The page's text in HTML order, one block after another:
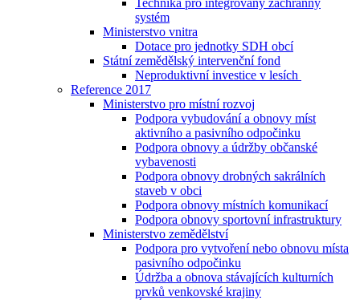
Technika pro integrovaný záchranný
systém
Ministerstvo vnitra
Dotace pro jednotky SDH obcí
Státní zemědělský intervenční fond
Neproduktivní investice v lesích
Reference 2017
Ministerstvo pro místní rozvoj
Podpora vybudování a obnovy míst
aktivního a pasivního odpočinku
Podpora obnovy a údržby občanské
vybavenosti
Podpora obnovy drobných sakrálních
staveb v obci
Podpora obnovy místních komunikací
Podpora obnovy sportovní infrastruktury
Ministerstvo zemědělství
Podpora pro vytvoření nebo obnovu místa
pasivního odpočinku
Údržba a obnova stávajících kulturních
prvků venkovské krajiny